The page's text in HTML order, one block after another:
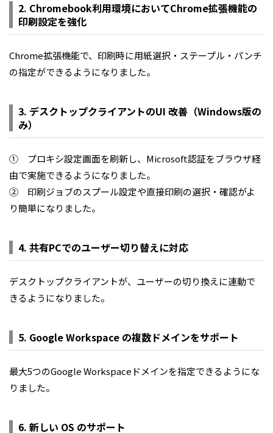
2. Chromebook利用環境においてChrome拡張機能の
印刷設定を強化
Chrome拡張機能で、印刷時に用紙選択・ステープル・パンチ
の指定ができるようになりました。
3. デスクトップクライアントのUI 改善（Windows版の
み）
① プロキシ設定画面を刷新し、Microsoft認証をブラウザ経
由で実施できるようになりました。
② 印刷ジョブのスプール設定や直接印刷の選択・確認がよ
り簡単になりました。
4. 共有PCでのユーザー切り替えに対応
デスクトップクライアントが、ユーザーの切り換えに連動で
きるようになりました。
5. Google Workspace の複数ドメインをサポート
最大5つのGoogle Workspaceドメインを指定できるようにな
りました。
6. 新しい OS のサポート